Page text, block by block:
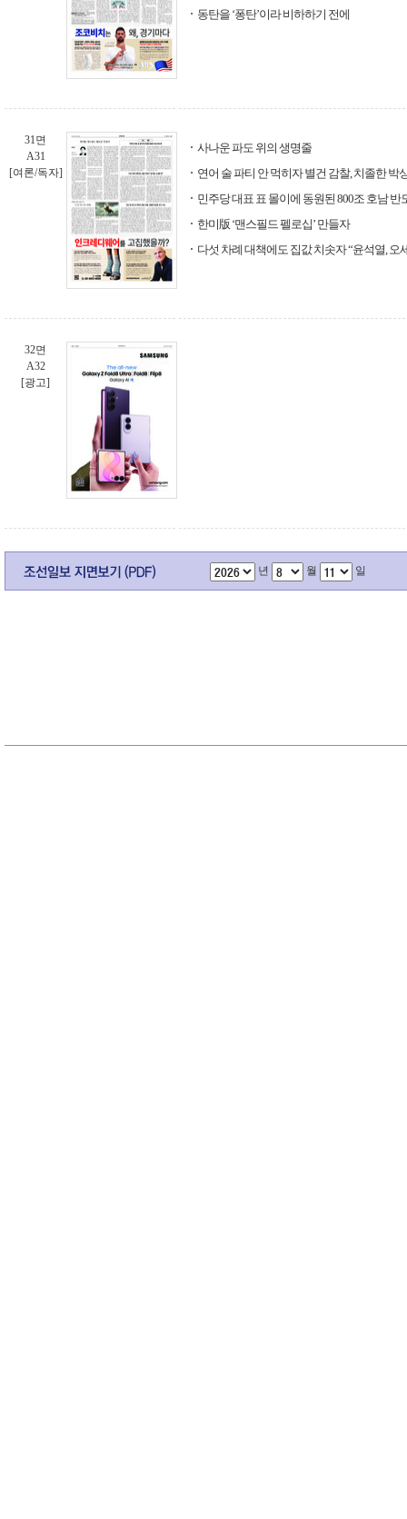
동탄을 ‘퐁탄’이라 비하하기 전에
31면
A31
[여론/독자]
사나운 파도 위의 생명줄
연어 술 파티 안 먹히자 별건 감찰, 치졸한 박
민주당 대표 표 몰이에 동원된 800조 호남 반
한미版 ‘맨스필드 펠로십’ 만들자
다섯 차례 대책에도 집값 치솟자 “윤석열, 오
32면
A32
[광고]
년 월 일